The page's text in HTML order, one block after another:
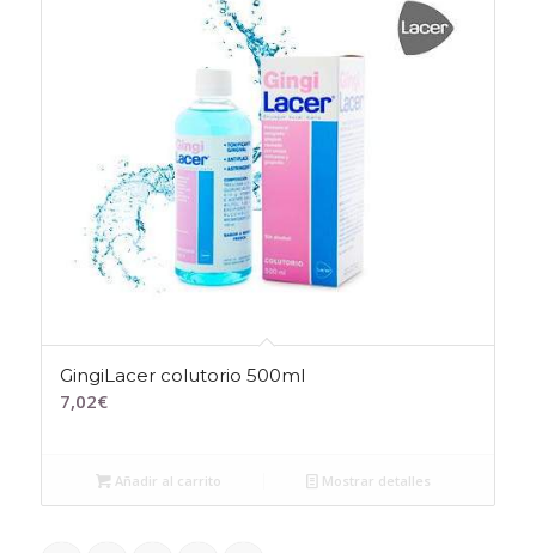
GingiLacer colutorio 500ml
7,02€
Añadir al carrito Mostrar detalles